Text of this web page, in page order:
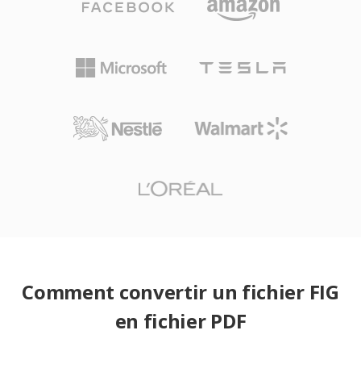
Comment convertir un fichier FIG
en fichier PDF